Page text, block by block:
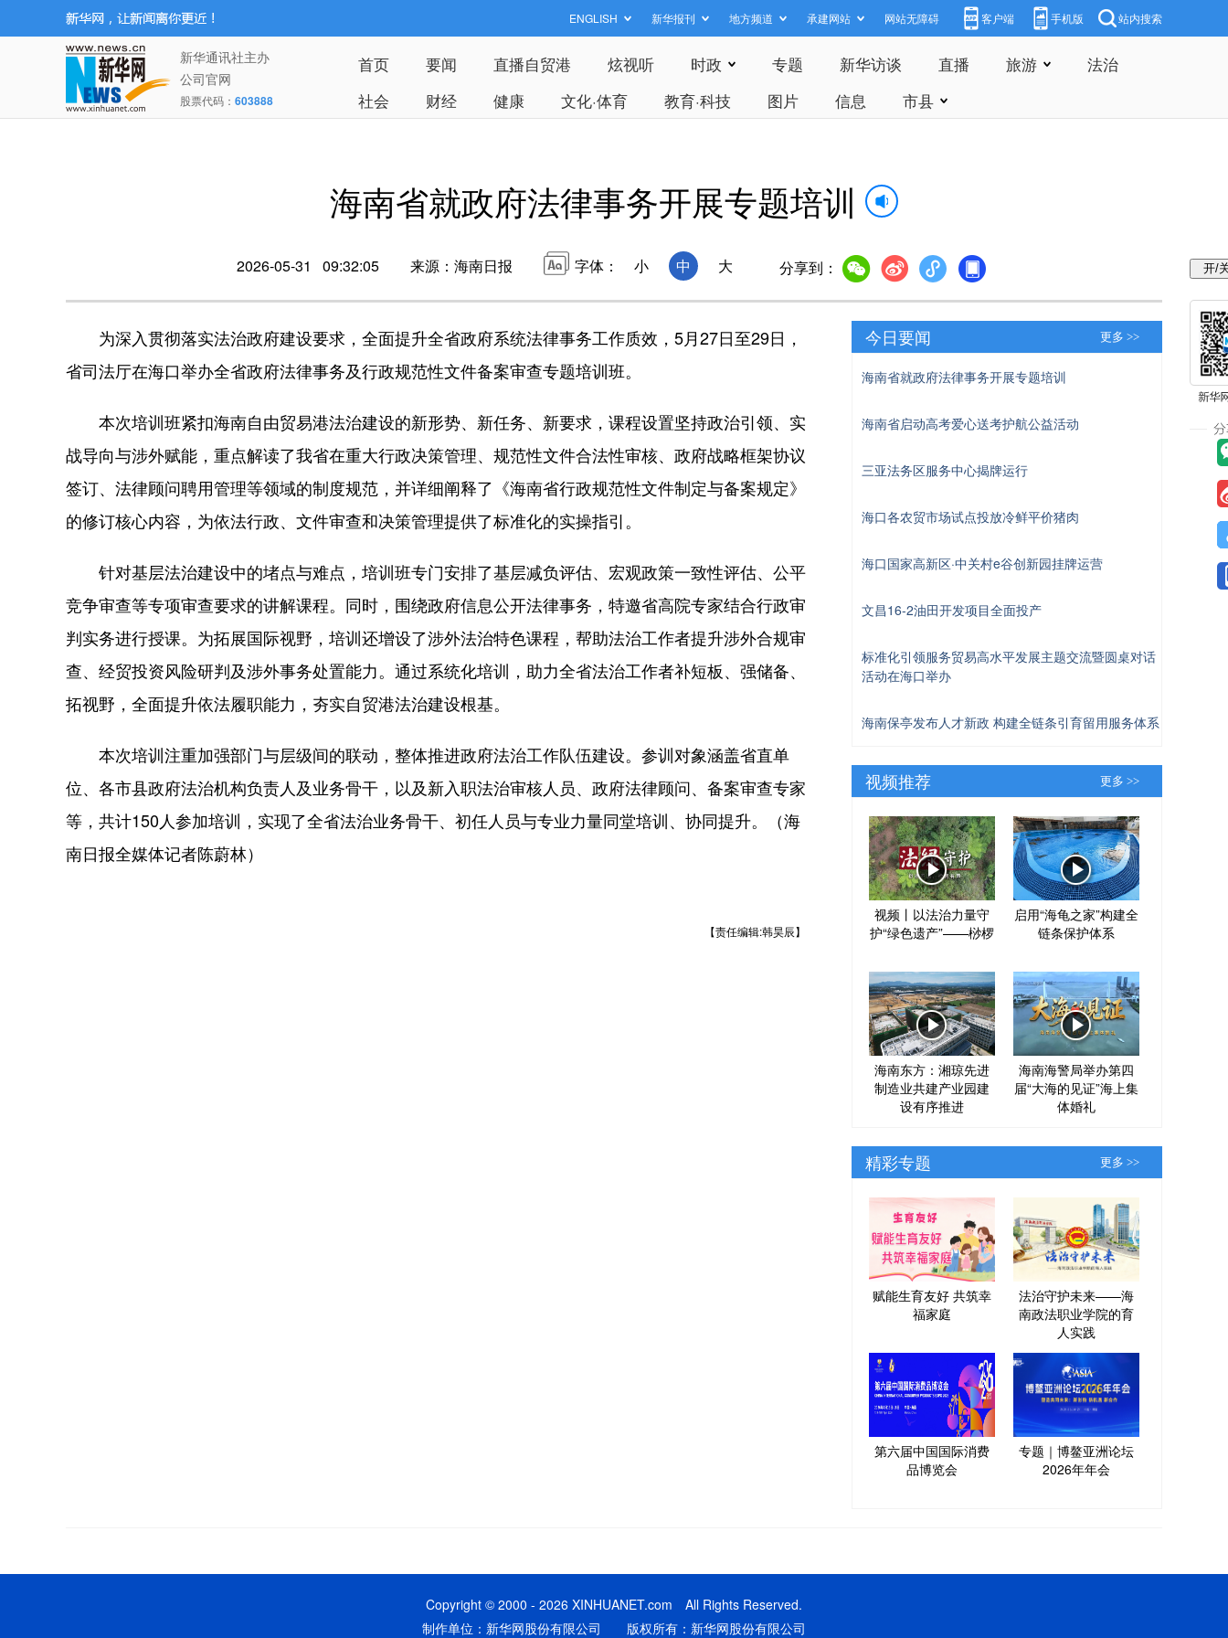
ENGLISH 新华报刊 地方频道 承建网站 网站无障碍 客户端 手机版 站内搜索
新华通讯社主办
公司官网
股票代码： 603888
首页 要闻 直播自贸港 炫视听 时政 专题 新华访谈 直播 旅游
法治
社会
财经 健康 文化·体育 教育·科技 图片 信息 市县
海南省就政府法律事务开展专题培训
2026-05-31 09:32:05 来源：海南日报 字体： 小 中 大 分享到：
为深入贯彻落实法治政府建设要求，全面提升全省政府系统法律事务工作质效，5月27日至29日，
省司法厅在海口举办全省政府法律事务及行政规范性文件备案审查专题培训班。
本次培训班紧扣海南自由贸易港法治建设的新形势、新任务、新要求，课程设置坚持政治引领、实
战导向与涉外赋能，重点解读了我省在重大行政决策管理、规范性文件合法性审核、政府战略框架协议
签订、法律顾问聘用管理等领域的制度规范，并详细阐释了《海南省行政规范性文件制定与备案规定》
的修订核心内容，为依法行政、文件审查和决策管理提供了标准化的实操指引。
针对基层法治建设中的堵点与难点，培训班专门安排了基层减负评估、宏观政策一致性评估、公平
竞争审查等专项审查要求的讲解课程。同时，围绕政府信息公开法律事务，特邀省高院专家结合行政审
判实务进行授课。为拓展国际视野，培训还增设了涉外法治特色课程，帮助法治工作者提升涉外合规审
查、经贸投资风险研判及涉外事务处置能力。通过系统化培训，助力全省法治工作者补短板、强储备、
拓视野，全面提升依法履职能力，夯实自贸港法治建设根基。
本次培训注重加强部门与层级间的联动，整体推进政府法治工作队伍建设。参训对象涵盖省直单
位、各市县政府法治机构负责人及业务骨干，以及新入职法治审核人员、政府法律顾问、备案审查专家
等，共计150人参加培训，实现了全省法治业务骨干、初任人员与专业力量同堂培训、协同提升。（海
南日报全媒体记者陈蔚林）
【责任编辑:韩昊辰】
今日要闻 更多 >>
海南省就政府法律事务开展专题培训
海南省启动高考爱心送考护航公益活动
三亚法务区服务中心揭牌运行
海口各农贸市场试点投放冷鲜平价猪肉
海口国家高新区·中关村e谷创新园挂牌运营
文昌16-2油田开发项目全面投产
标准化引领服务贸易高水平发展主题交流暨圆桌对话
活动在海口举办
海南保亭发布人才新政 构建全链条引育留用服务体系
视频推荐 更多 >>
视频丨以法治力量守
护“绿色遗产”——桫椤
启用“海龟之家”构建全
链条保护体系
海南东方：湘琼先进
制造业共建产业园建
设有序推进
海南海警局举办第四
届“大海的见证”海上集
体婚礼
精彩专题 更多 >>
赋能生育友好 共筑幸
福家庭
法治守护未来——海
南政法职业学院的育
人实践
第六届中国国际消费
品博览会
专题｜博鳌亚洲论坛
2026年年会
Copyright © 2000 - 2026 XINHUANET.com All Rights Reserved.
制作单位：新华网股份有限公司 版权所有：新华网股份有限公司